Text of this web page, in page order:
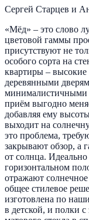
Сергей Старцев и
«Мёд» – это слово
цветовой гаммы
присутствуют не
особого сорта на
квартиры –
деревянными
минималистичными
приём выгодно
добавляя ему
выходит на
это проблема,
закрывают обзор, а
от солнца.
горизонтальном
отражают
общее стилевое
изготовлена по
в детской, и полки с